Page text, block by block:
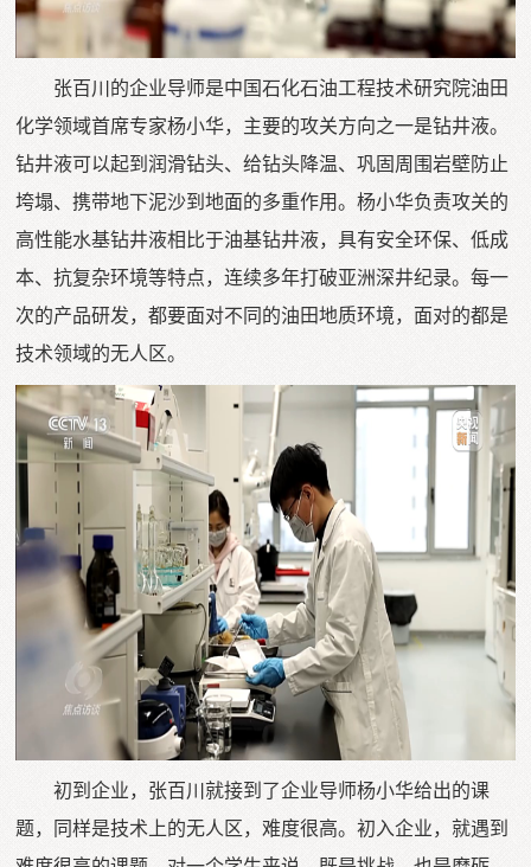
张百川的企业导师是中国石化石油工程技术研究院油田
化学领域首席专家杨小华，主要的攻关方向之一是钻井液。
钻井液可以起到润滑钻头、给钻头降温、巩固周围岩壁防止
垮塌、携带地下泥沙到地面的多重作用。杨小华负责攻关的
高性能水基钻井液相比于油基钻井液，具有安全环保、低成
本、抗复杂环境等特点，连续多年打破亚洲深井纪录。每一
次的产品研发，都要面对不同的油田地质环境，面对的都是
技术领域的无人区。
初到企业，张百川就接到了企业导师杨小华给出的课
题，同样是技术上的无人区，难度很高。初入企业，就遇到